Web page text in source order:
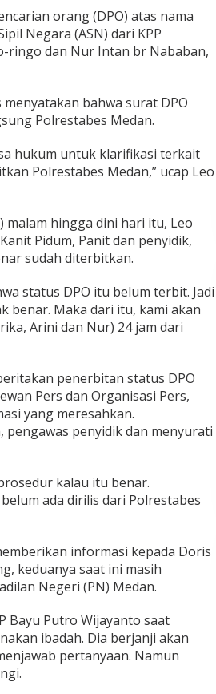
orang (DPO) atas nama
Negara (ASN) dari KPP
ringo dan Nur Intan br Nababan,
bahwa surat DPO
Polrestabes Medan.
hukum untuk klarifikasi terkait
Polrestabes Medan,” ucap Leo
malam hingga dini hari itu, Leo
Pidum, Panit dan penyidik,
sudah diterbitkan.
status DPO itu belum terbit. Jadi
benar. Maka dari itu, kami akan
Arini dan Nur) 24 jam dari
penerbitan status DPO
Pers dan Organisasi Pers,
yang meresahkan.
pengawas penyidik dan menyurati
kalau itu benar.
ada dirilis dari Polrestabes
informasi kepada Doris
keduanya saat ini masih
Negeri (PN) Medan.
Bayu Putro Wijayanto saat
ibadah. Dia berjanji akan
pertanyaan. Namun